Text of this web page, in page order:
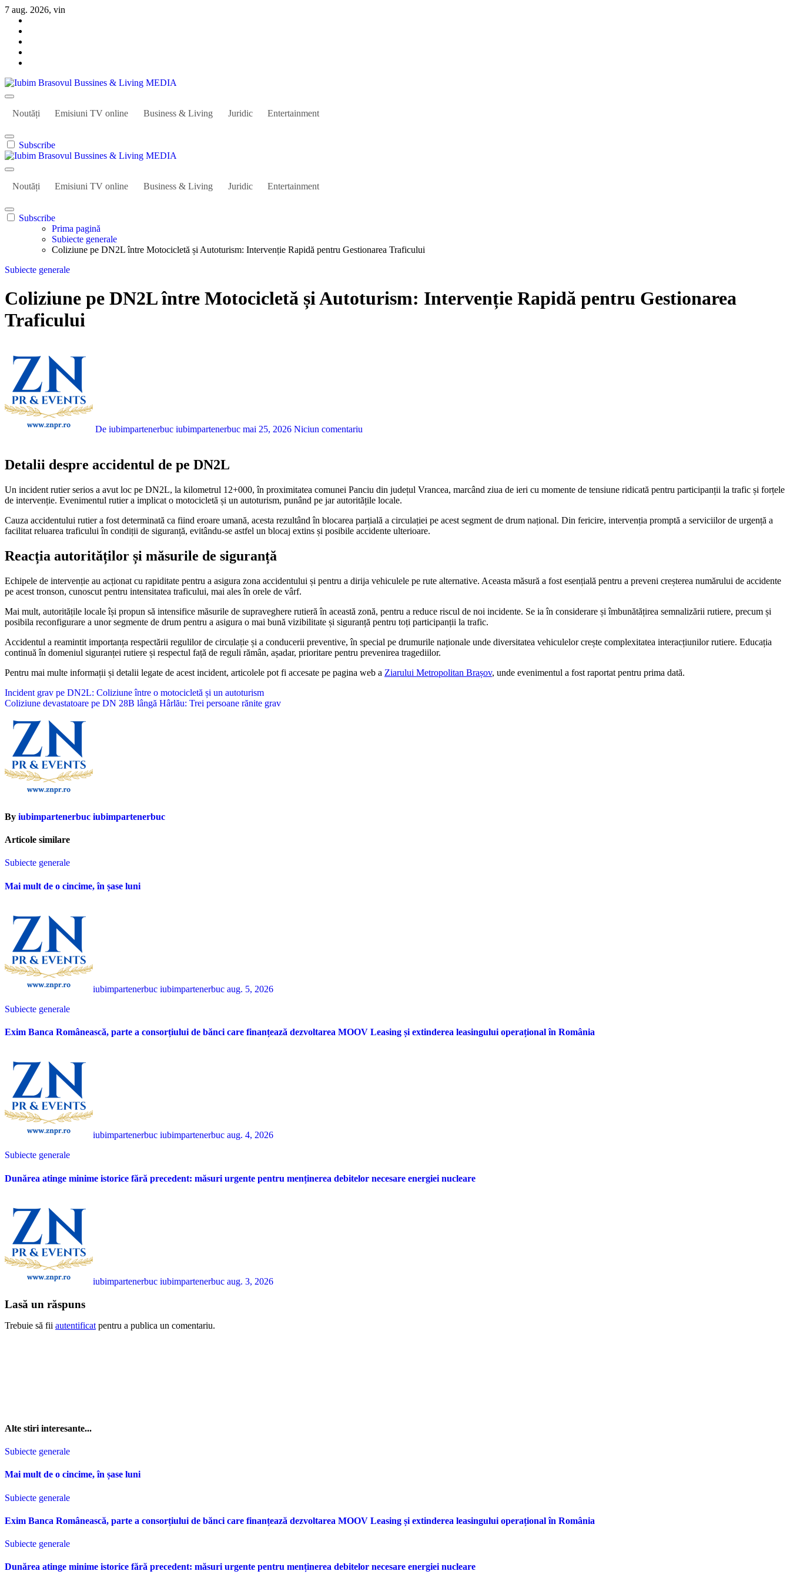
Sari
conținut
7 aug. 2026, vin
Noutăți
Emisiuni TV online Business & Living Juridic Entertainment
Subscribe
Noutăți
Emisiuni TV online Business & Living Juridic Entertainment
Subscribe
Prima pagină
Subiecte generale
Coliziune pe DN2L între Motocicletă și Autoturism: Intervenție Rapidă pentru Gestionarea Traficului
Subiecte generale
Coliziune pe DN2L între Motocicletă și Autoturism: Intervenție Rapidă pentru Gestionarea
Traficului
De iubimpartenerbuc iubimpartenerbuc mai 25, 2026 Niciun comentariu
Detalii despre accidentul de pe DN2L
Un incident rutier serios a avut loc pe DN2L, la kilometrul 12+000, în proximitatea comunei Panciu din județul Vrancea, marcând ziua de ieri cu momente de tensiune ridicată pentru participanții la trafic și forțele
de intervenție. Evenimentul rutier a implicat o motocicletă și un autoturism, punând pe jar autoritățile locale.
Cauza accidentului rutier a fost determinată ca fiind eroare umană, acesta rezultând în blocarea parțială a circulației pe acest segment de drum național. Din fericire, intervenția promptă a serviciilor de urgență a
facilitat reluarea traficului în condiții de siguranță, evitându-se astfel un blocaj extins și posibile accidente ulterioare.
Reacția autorităților și măsurile de siguranță
Echipele de intervenție au acționat cu rapiditate pentru a asigura zona accidentului și pentru a dirija vehiculele pe rute alternative. Aceasta măsură a fost esențială pentru a preveni creșterea numărului de accidente
pe acest tronson, cunoscut pentru intensitatea traficului, mai ales în orele de vârf.
Mai mult, autoritățile locale își propun să intensifice măsurile de supraveghere rutieră în această zonă, pentru a reduce riscul de noi incidente. Se ia în considerare și îmbunătățirea semnalizării rutiere, precum și
posibila reconfigurare a unor segmente de drum pentru a asigura o mai bună vizibilitate și siguranță pentru toți participanții la trafic.
Accidentul a reamintit importanța respectării regulilor de circulație și a conducerii preventive, în special pe drumurile naționale unde diversitatea vehiculelor crește complexitatea interacțiunilor rutiere. Educația
continuă în domeniul siguranței rutiere și respectul față de reguli rămân, așadar, prioritare pentru prevenirea tragediilor.
Pentru mai multe informații și detalii legate de acest incident, articolele pot fi accesate pe pagina web a Ziarului Metropolitan Brașov, unde evenimentul a fost raportat pentru prima dată.
Navigare
în
articole
Incident grav pe DN2L: Coliziune între o motocicletă și un autoturism
Coliziune devastatoare pe DN 28B lângă Hârlău: Trei persoane rănite grav
By iubimpartenerbuc iubimpartenerbuc
Articole similare
Subiecte generale
Mai mult de o cincime, în șase luni
iubimpartenerbuc iubimpartenerbuc aug. 5, 2026
Subiecte generale
Exim Banca Românească, parte a consorțiului de bănci care finanțează dezvoltarea MOOV Leasing și extinderea leasingului operațional în România
iubimpartenerbuc iubimpartenerbuc aug. 4, 2026
Subiecte generale
Dunărea atinge minime istorice fără precedent: măsuri urgente pentru menținerea debitelor necesare energiei nucleare
iubimpartenerbuc iubimpartenerbuc aug. 3, 2026
Lasă un răspuns
Trebuie să fii autentificat pentru a publica un comentariu.
Alte stiri interesante...
Subiecte generale
Mai mult de o cincime, în șase luni
Subiecte generale
Exim Banca Românească, parte a consorțiului de bănci care finanțează dezvoltarea MOOV Leasing și extinderea leasingului operațional în România
Subiecte generale
Dunărea atinge minime istorice fără precedent: măsuri urgente pentru menținerea debitelor necesare energiei nucleare